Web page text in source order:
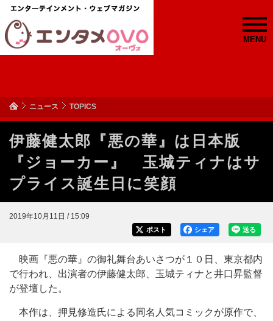
MENU
ニュース TOPICS
伊藤健太郎『悪の華』は日本版
『ジョーカー』 玉城ティナはサ
プライス誕生日に笑顔
2019年10月11日 / 15:09
送る
シェア
ポスト
映画『悪の華』の御礼舞台あいさつが１０日、東京都内
で行われ、出演者の伊藤健太郎、玉城ティナと井口昇監督
が登壇した。
本作は、押見修造氏による同名人気コミックが原作で、